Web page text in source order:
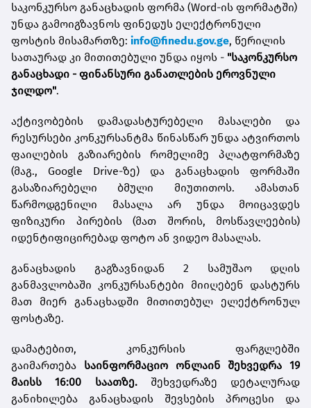
საკონკურსო განაცხადის ფორმა (Word-ის ფორმატში)
უნდა გამოიგზავნოს ფინედუს ელექტრონული
ფოსტის მისამართზე: info@finedu.gov.ge, წერილის
სათაურად კი მითითებული უნდა იყოს - "საკონკურსო
განაცხადი - ფინანსური განათლების ეროვნული
ჯილდო".
აქტივობების დამადასტურებელი მასალები და
რესურსები კონკურსანტმა წინასწარ უნდა ატვირთოს
ფაილების გაზიარების რომელიმე პლატფორმაზე
(მაგ., Google Drive-ზე) და განაცხადის ფორმაში
გასაზიარებელი ბმული მიუთითოს. ამასთან
წარმოდგენილი მასალა არ უნდა მოიცავდეს
ფიზიკური პირების (მათ შორის, მოსწავლეების)
იდენტიფიცირებად ფოტო ან ვიდეო მასალას.
განაცხადის გაგზავნიდან 2 სამუშაო დღის
განმავლობაში კონკურსანტები მიიღებენ დასტურს
მათ მიერ განაცხადში მითითებულ ელექტრონულ
ფოსტაზე.
დამატებით, კონკურსის ფარგლებში
გაიმართება
საინფორმაციო ონლაინ შეხვედრა 19
მაისს 16:00 საათზე.
შეხვედრაზე დეტალურად
განიხილება განაცხადის შევსების პროცესი და